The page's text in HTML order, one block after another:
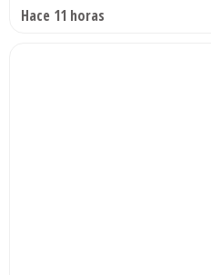
Hace 11 horas